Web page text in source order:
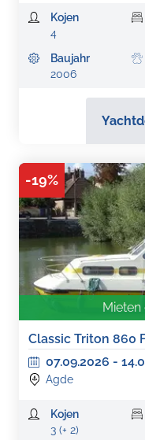
Kojen
4
Baujahr
2006
-19%
Mieten
Classic Triton 860
07.09.2026 -
Agde
Kojen
3 (+ 2)